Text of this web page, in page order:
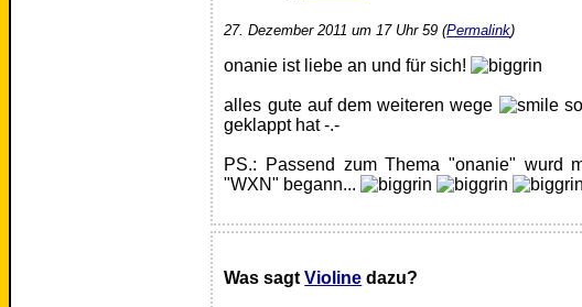
27. Dezember 2011 um 17 Uhr 59 (Permalink)
onanie ist liebe an und für sich!
alles gute auf dem weiteren wege
geklappt hat -.-
PS.: Passend zum Thema "onanie" wurd
"WXN" begann...
Was sagtVioline dazu?